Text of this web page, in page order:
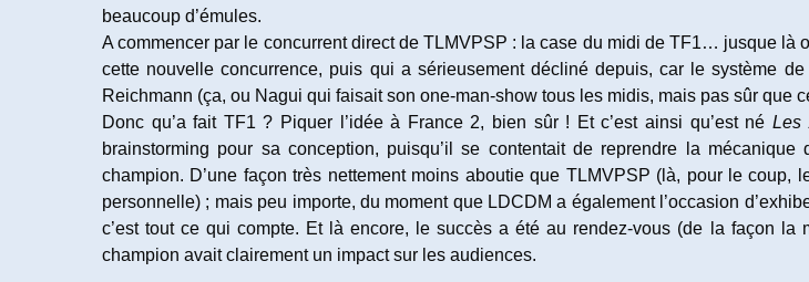
beaucoup d’émules.
A commencer par le concurrent direct de TLMVPSP : la case du midi de TF1… jusque là
cette nouvelle concurrence, puis qui a sérieusement décliné depuis, car le système
Reichmann (ça, ou Nagui qui faisait son one-man-show tous les midis, mais pas sûr que
Donc qu’a fait TF1 ? Piquer l’idée à France 2, bien sûr ! Et c’est ainsi qu’est né Les
brainstorming pour sa conception, puisqu’il se contentait de reprendre la mécanique
champion. D’une façon très nettement moins aboutie que TLMVPSP (là, pour le coup,
personnelle) ; mais peu importe, du moment que LDCDM a également l’occasion
c’est tout ce qui compte. Et là encore, le succès a été au rendez-vous (de la façon
champion avait clairement un impact sur les audiences.